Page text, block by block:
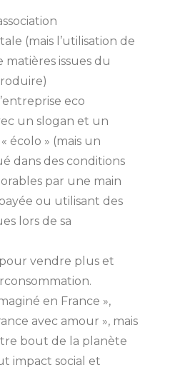
(mais l’utilisation de
matières issues du
eco
un slogan et un
écolo » (mais un
dans des conditions
par une main
ou utilisant des
lors de sa
pour vendre plus et
en France »,
avec amour », mais
bout de la planète
impact social et